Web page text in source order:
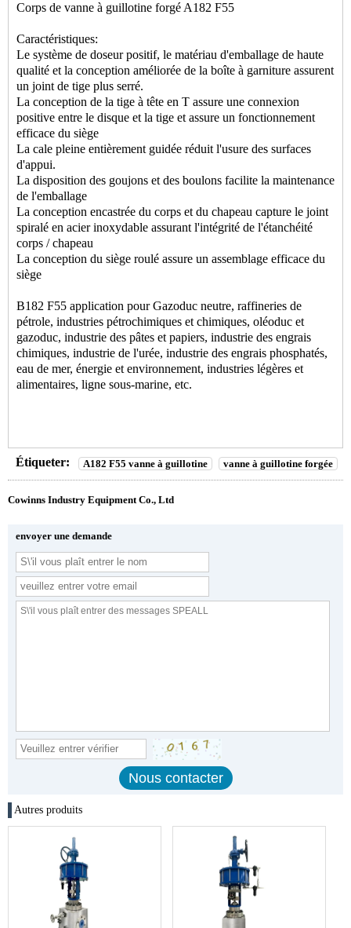
Corps de vanne à guillotine forgé A182 F55
Caractéristiques:
Le système de doseur positif, le matériau d'emballage de haute
qualité et la conception améliorée de la boîte à garniture assurent
un joint de tige plus serré.
La conception de la tige à tête en T assure une connexion
positive entre le disque et la tige et assure un fonctionnement
efficace du siège
La cale pleine entièrement guidée réduit l'usure des surfaces
d'appui.
La disposition des goujons et des boulons facilite la maintenance
de l'emballage
La conception encastrée du corps et du chapeau capture le joint
spiralé en acier inoxydable assurant l'intégrité de l'étanchéité
corps / chapeau
La conception du siège roulé assure un assemblage efficace du
siège
B182 F55 application pour Gazoduc neutre, raffineries de
pétrole, industries pétrochimiques et chimiques, oléoduc et
gazoduc, industrie des pâtes et papiers, industrie des engrais
chimiques, industrie de l'urée, industrie des engrais phosphatés,
eau de mer, énergie et environnement, industries légères et
alimentaires, ligne sous-marine, etc.
Étiqueter: A182 F55 vanne à guillotine vanne à guillotine forgée
Cowinns Industry Equipment Co., Ltd
envoyer une demande
Autres produits